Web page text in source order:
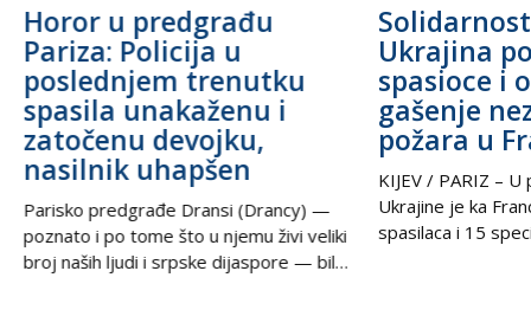
Horor u predgrađu
Pariza: Policija u
poslednjem trenutku
spasila unakaženu i
zatočenu devojku,
nasilnik uhapšen
Parisko predgrađe Dransi (Drancy) —
poznato i po tome što u njemu živi veliki
broj naših ljudi i srpske dijaspore — bilo
Ukrajina
spasioce i
gašenje
požara u
KIJEV / PARIZ –
Ukrajine je ka
spasilaca i 15